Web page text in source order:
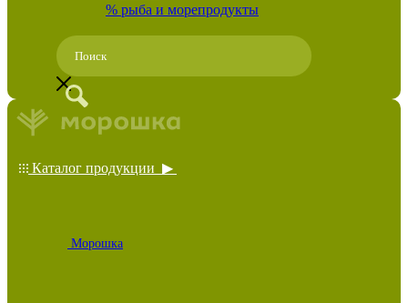
% рыба и морепродукты
Каталог продукции ▶
Морошка